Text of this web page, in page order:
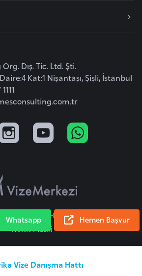
Vize Danışma Hattı
Dış. Tic. Ltd. Şti.
Kat:1 Nişantaşı, Şişli, İstanbul
2026 Tüm Hakları Saklıdır.
KVKK Metni
Hemen Başvur
Whatsapp